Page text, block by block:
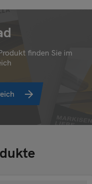
finden Sie im